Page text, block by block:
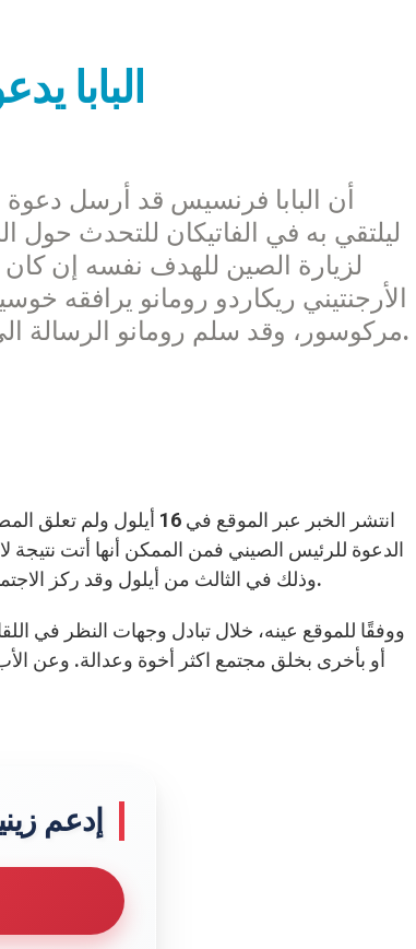
البابا
ليلتقي به في الفاتيكان للتحدث حول
لزيارة الصين للهدف نفسه إن
الأرجنتيني ريكاردو رومانو يرافقه
مركوسور، وقد سلم رومانو الرسالة الى دبلوماسي صيني يحظى بثقة الريس الصيني كاملة.
انتشر الخبر عبر الموقع
وذلك في الثالث من أيلول وقد ركز الاجتماع على الوضع الجيوسياسي والشروط لتحقيق السلام الدائم في العالم.
ووفقًا للموقع عينه، خلال تبادل وجهات النظر في
أو بأخرى بخلق مجتمع اكثر أخوة وعدالة. وعن
إدعم